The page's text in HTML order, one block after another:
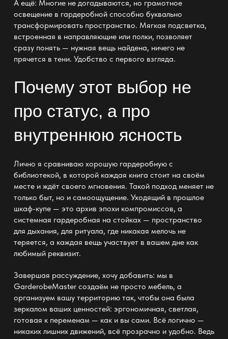
А ещё: Многие не догадываются, но грамотное
освещение в гардеробнойспособно буквально
трансформировать пространство. Мягкая подсветка,
встроенная в направляющие или полки, позволяет
сразу понять — нужная вещь найдена, ничего не
прячется в тени. Удобство с первого взгляда.
Почему этот выбор не
про статус, а про
внутреннюю ясность
Лично я сравниваю хорошую гардеробнуюс
библиотекой, в которой каждая книга стоит на своём
месте и ждёт своего мгновения. Такой подход меняет не
только быт, но и самоощущение. Уходящий в прошлое
шкаф-купе— это архив эпохи компромиссов, а
системная гардеробная на стойках — пространство
для дыхания, для ритуала, где никакая мелочь не
теряется, а каждая вещь участвует в вашем дне как
любимый реквизит.
Завершая рассуждение, хочу добавить: мы в
GarderobeMasterсоздаём не просто мебель, а
организуем вашу территорию так, чтобы она была
зеркалом ваших ценностей: эргономичная, светлая,
готовая к переменам — как и вы сами. Всё логично —
никаких лишнихдвижений, всё прозрачно и удобно. Ведь